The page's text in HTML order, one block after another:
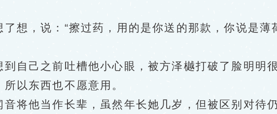
，说：“擦过药，用的是你送的那款，你说是薄
己之前吐槽他小心眼，被方泽樾打破了脸明明很
以东西也不愿意用。
他当作长辈，虽然年长她几岁，但被区别对待仍